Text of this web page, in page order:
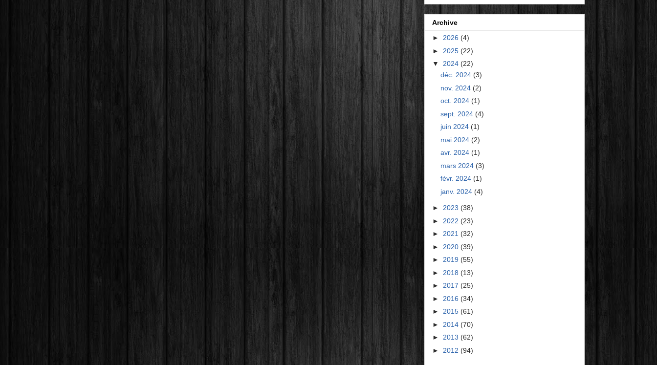
Archive
► 2026 (4)
► 2025 (22)
▼ 2024 (22)
déc. 2024 (3)
nov. 2024 (2)
oct. 2024 (1)
sept. 2024 (4)
juin 2024 (1)
mai 2024 (2)
avr. 2024 (1)
mars 2024 (3)
févr. 2024 (1)
janv. 2024 (4)
► 2023 (38)
► 2022 (23)
► 2021 (32)
► 2020 (39)
► 2019 (55)
► 2018 (13)
► 2017 (25)
► 2016 (34)
► 2015 (61)
► 2014 (70)
► 2013 (62)
► 2012 (94)